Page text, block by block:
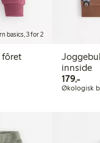
basics, 3 for 2
fôret
innside
179,-
Økologisk